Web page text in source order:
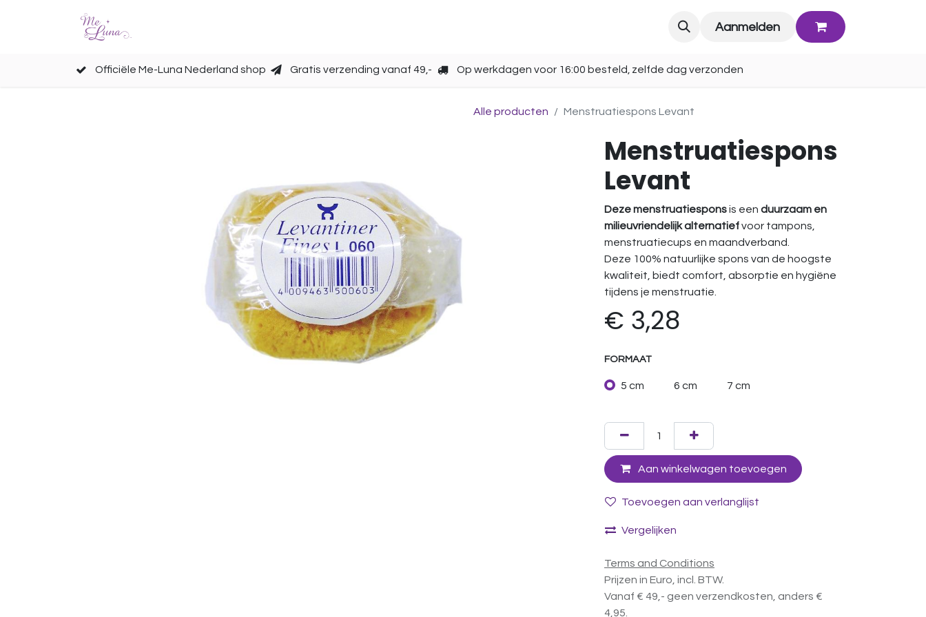
Aanmelden
Officiële Me-Luna Nederland shop Gratis verzending vanaf 49,- Op werkdagen voor 16:00 besteld, zelfde dag verzonden
Alle producten Menstruatiespons Levant
Menstruatiespons
Levant
Deze menstruatiesponsis een duurzaam en
milieuvriendelijk alternatiefvoor tampons,
menstruatiecups en maandverband.
Deze 100% natuurlijke spons van de hoogste
kwaliteit, biedt comfort, absorptie en hygiëne
tijdens je menstruatie.
€ 3,28
FORMAAT
5 cm 6 cm 7 cm
Aan winkelwagen toevoegen
Toevoegen aan verlanglijst
Vergelijken
Terms and Conditions
Prijzen in Euro, incl. BTW.
Vanaf € 49,- geen verzendkosten, anders €
4,95.